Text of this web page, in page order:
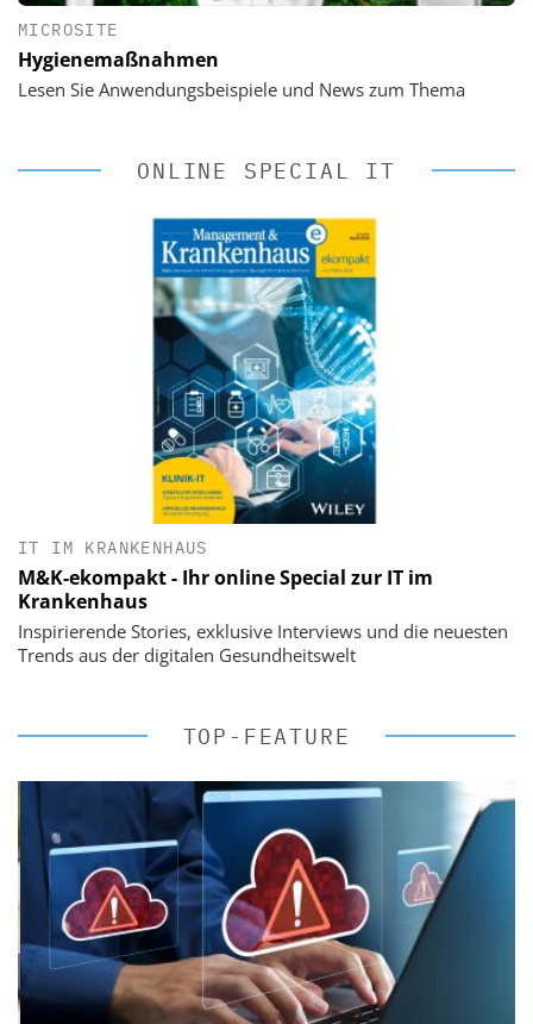
MICROSITE
Hygienemaßnahmen
Lesen Sie Anwendungsbeispiele und News zum Thema
ONLINE SPECIAL IT
IT IM KRANKENHAUS
M&K-ekompakt - Ihr online Special zur IT im
Krankenhaus
Inspirierende Stories, exklusive Interviews und die neuesten
Trends aus der digitalen Gesundheitswelt
TOP-FEATURE